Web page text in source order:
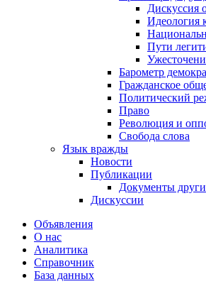
Дискуссия
Идеология
Пути
Барометр
Гражданское
Политический
Право
Революция и
Свобода слова
Язык вражды
Новости
Публикации
Документы
Дискуссии
Объявления
О нас
Аналитика
Справочник
База данных